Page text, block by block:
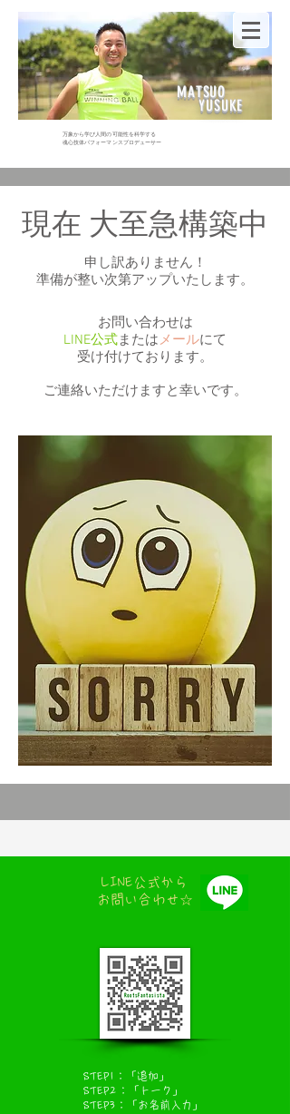
MATSUO
YUSUKE
万象から学び人間の可能性を科学する
​魂心技体パフォーマンスプロデューサー
現在 大至急構築中
​申し訳ありません！
準備が整い次第アップいたします。
お問い合わせは
LINE公式またはメールにて
受け付けております。
​ご連絡いただけますと幸いです。
LINE公式から
お問い合わせ☆
STEP1：「追加」
STEP2：「トーク」
​STEP3：「お名前入力」